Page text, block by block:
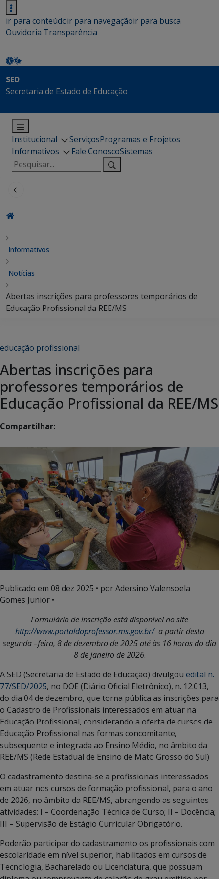
ir para conteúdoir para navegaçãoir para busca
Ouvidoria Transparência
SED
Secretaria de Estado de Educação
Institucional ServiçosProgramas e Projetos
Informativos
Fale ConoscoSistemas
Pesquisar
por:
Informativos
Notícias
Abertas inscrições para professores temporários de
Educação Profissional da REE/MS
educação profissional
Abertas inscrições para
professores temporários de
Educação Profissional da REE/MS
Compartilhar:
Publicado em 08 dez 2025 • por Adersino Valensoela
Gomes Junior •
Formulário de inscrição está disponível no site
http://www.portaldoprofessor.ms.gov.br/a partir desta
segunda –feira, 8 de dezembro de 2025 até às 16 horas do dia
8 de janeiro de 2026.
A SED (Secretaria de Estado de Educação) divulgou edital n.
77/SED/2025, no DOE (Diário Oficial Eletrônico), n. 12.013,
do dia 04 de dezembro, que torna pública as inscrições para
o Cadastro de Profissionais interessados em atuar na
Educação Profissional, considerando a oferta de cursos de
Educação Profissional nas formas concomitante,
subsequente e integrada ao Ensino Médio, no âmbito da
REE/MS (Rede Estadual de Ensino de Mato Grosso do Sul)
O cadastramento destina-se a profissionais interessados
em atuar nos cursos de formação profissional, para o ano
de 2026, no âmbito da REE/MS, abrangendo as seguintes
atividades: I – Coordenação Técnica de Curso; II – Docência;
III – Supervisão de Estágio Curricular Obrigatório.
Poderão participar do cadastramento os profissionais com
escolaridade em nível superior, habilitados em cursos de
Tecnologia, Bacharelado ou Licenciatura, que possuam